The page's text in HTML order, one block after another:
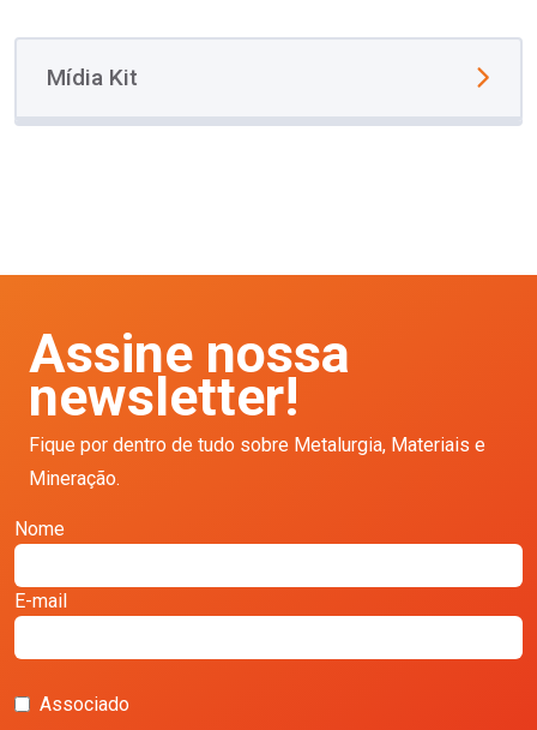
Mídia Kit
Assine nossa
newsletter!
Fique por dentro de tudo sobre Metalurgia, Materiais e
Mineração.
Nome
E-mail
Associado